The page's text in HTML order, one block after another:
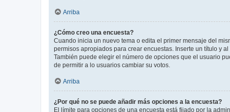
Arriba
¿Cómo creo una encuesta?
Cuando inicia un nuevo tema o edita el primer mensaje del
permisos apropiados para crear encuestas. Inserte un título y
También puede elegir el número de opciones que el usuario
de permitir a lo usuarios cambiar su votos.
Arriba
¿Por qué no se puede añadir más opciones a la encuesta?
El límite para opciones de una encuesta está fijado por la